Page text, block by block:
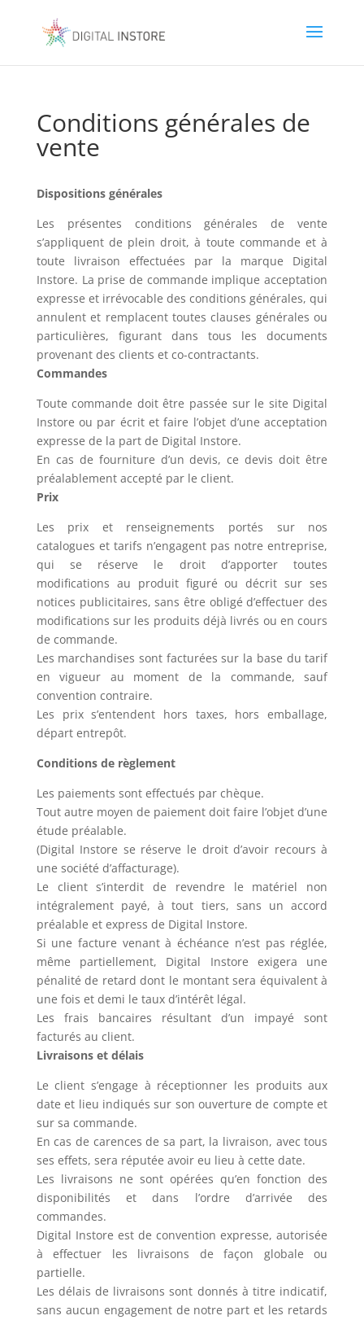
Conditions générales de
vente
Dispositions générales
Les présentes conditions générales de vente
s’appliquent de plein droit, à toute commande et à
toute livraison effectuées par la marque Digital
Instore. La prise de commande implique acceptation
expresse et irrévocable des conditions générales, qui
annulent et remplacent toutes clauses générales ou
particulières, figurant dans tous les documents
provenant des clients et co-contractants.
Commandes
Toute commande doit être passée sur le site Digital
Instore ou par écrit et faire l’objet d’une acceptation
expresse de la part de Digital Instore.
En cas de fourniture d’un devis, ce devis doit être
préalablement accepté par le client.
Prix
Les prix et renseignements portés sur nos
catalogues et tarifs n’engagent pas notre entreprise,
qui se réserve le droit d’apporter toutes
modifications au produit figuré ou décrit sur ses
notices publicitaires, sans être obligé d’effectuer des
modifications sur les produits déjà livrés ou en cours
de commande.
Les marchandises sont facturées sur la base du tarif
en vigueur au moment de la commande, sauf
convention contraire.
Les prix s’entendent hors taxes, hors emballage,
départ entrepôt.
Conditions de règlement
Les paiements sont effectués par chèque.
Tout autre moyen de paiement doit faire l’objet d’une
étude préalable.
(Digital Instore se réserve le droit d’avoir recours à
une société d’affacturage).
Le client s’interdit de revendre le matériel non
intégralement payé, à tout tiers, sans un accord
préalable et express de Digital Instore.
Si une facture venant à échéance n’est pas réglée,
même partiellement, Digital Instore exigera une
pénalité de retard dont le montant sera équivalent à
une fois et demi le taux d’intérêt légal.
Les frais bancaires résultant d’un impayé sont
facturés au client.
Livraisons et délais
Le client s’engage à réceptionner les produits aux
date et lieu indiqués sur son ouverture de compte et
sur sa commande.
En cas de carences de sa part, la livraison, avec tous
ses effets, sera réputée avoir eu lieu à cette date.
Les livraisons ne sont opérées qu’en fonction des
disponibilités et dans l’ordre d’arrivée des
commandes.
Digital Instore est de convention expresse, autorisée
à effectuer les livraisons de façon globale ou
partielle.
Les délais de livraisons sont donnés à titre indicatif,
sans aucun engagement de notre part et les retards